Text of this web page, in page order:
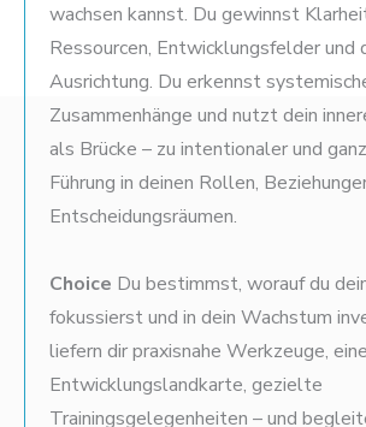
wachsen kannst. Du gewinnst
Ressourcen, Entwicklungsfelder und
Ausrichtung. Du erkennst
Zusammenhänge und nutzt dein
als Brücke – zu intentionaler und
Führung in deinen Rollen,
Entscheidungsräumen.
Choice Du bestimmst, worauf du
fokussierst und in dein Wachstum
liefern dir praxisnahe Werkzeuge,
Entwicklungslandkarte, gezielte
Trainingsgelegenheiten – und